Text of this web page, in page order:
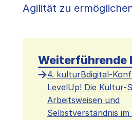
Agilität zu
Weiterführende
4. kulturBdigital-
LevelUp! Die Kultur-
Arbeitsweisen und
Selbstverständnis im